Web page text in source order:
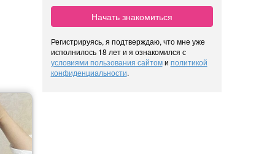
Начать знакомиться
Регистрируясь, я подтверждаю, что мне уже
исполнилось 18 лет и я ознакомился с
условиями пользования сайтоми политикой
конфиденциальности.